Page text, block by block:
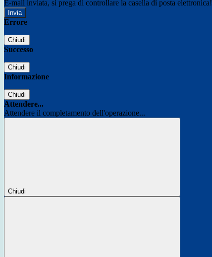
E-mail inviata, si prega di controllare la casella di posta elettronica!
Errore
Chiudi
Successo
Chiudi
Informazione
Chiudi
Attendere...
Attendere il completamento dell'operazione...
Chiudi